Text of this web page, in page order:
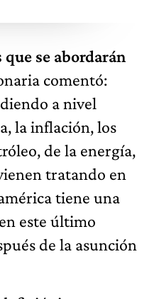
se abordarán
comentó:
a nivel
la inflación, los
de la energía,
tratando en
tiene una
este último
de la asunción